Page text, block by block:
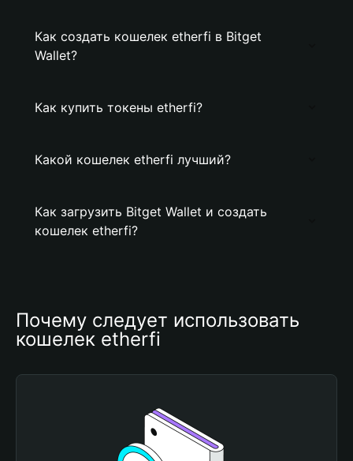
Как создать кошелек etherfi в Bitget
Wallet?
Как купить токены etherfi?
Какой кошелек etherfi лучший?
Как загрузить Bitget Wallet и создать
кошелек etherfi?
Почему следует использовать
кошелек etherfi